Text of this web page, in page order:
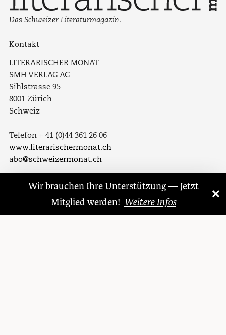
Wir brauchen Ihre Unterstützung — Jetzt
Mitglied werden! Weitere Infos
×
»
Das Schweizer Literaturmagazin.
Kontakt
LITERARISCHER MONAT
SMH VERLAG AG
Sihlstrasse 95
8001 Zürich
Schweiz
Telefon + 41 (0)44 361 26 06
www.literarischermonat.ch
abo@schweizermonat.ch
Folgen Sie uns auf